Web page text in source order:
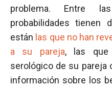
problema. Entre
probabilidades tienen
están las que no han
a su pareja, las que
serológico de su pareja
información sobre los